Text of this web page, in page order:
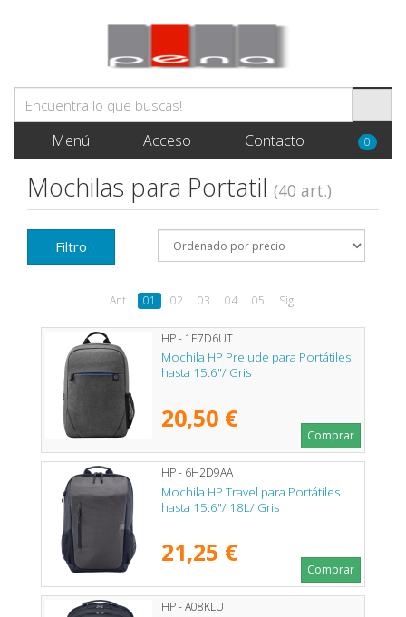
Menú Acceso Contacto 0
Mochilas para Portatil (40 art.)
Filtro
Ant. 01 02 03 04 05 Sig.
HP - 1E7D6UT
Mochila HP Prelude para Portátiles
hasta 15.6"/ Gris
20,50 €
Comprar
HP - 6H2D9AA
Mochila HP Travel para Portátiles
hasta 15.6"/ 18L/ Gris
21,25 €
Comprar
HP - A08KLUT